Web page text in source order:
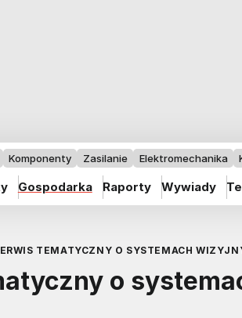
Komponenty Zasilanie Elektromechanika
Gospodarka Raporty Wywiady
TEMATYCZNY O SYSTEMACH
o